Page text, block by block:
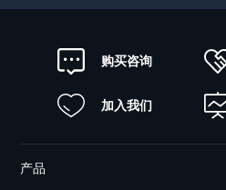
购买咨询
加入我们
产品